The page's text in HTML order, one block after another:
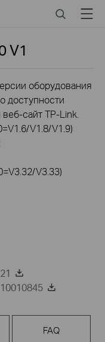
SearchMenu
V1
оборудования
доступности
сайт TP-Link.
V1.8/V1.9)
V3.33)
FAQ